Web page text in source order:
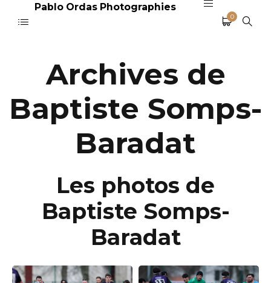
Pablo Ordas Photographies
0
Archives de
Baptiste Somps-
Baradat
Les photos de
Baptiste Somps-
Baradat